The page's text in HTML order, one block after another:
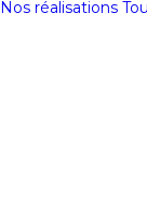
Nos réalisations